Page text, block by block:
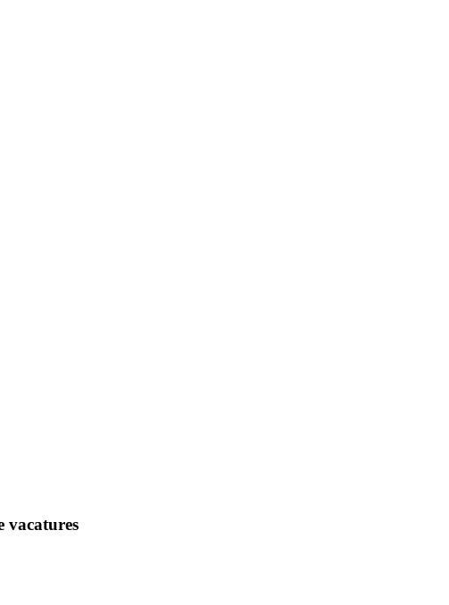
vacatures